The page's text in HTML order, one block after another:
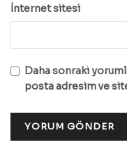
İnternet sitesi
Daha sonraki
posta adresim ve